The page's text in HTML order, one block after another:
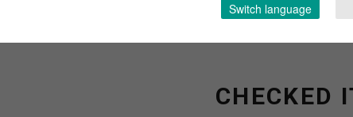
CHECKED
Switch language